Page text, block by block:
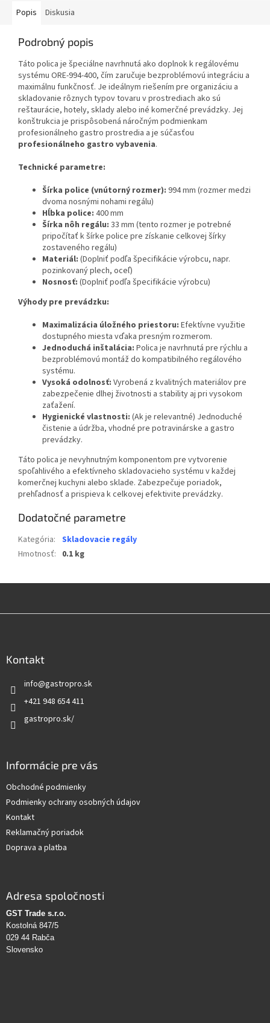
Popis Diskusia
Podrobný popis
Táto polica je špeciálne navrhnutá ako doplnok k regálovému
systému ORE-994-400, čím zaručuje bezproblémovú integráciu a
maximálnu funkčnosť. Je ideálnym riešením pre organizáciu a
skladovanie rôznych typov tovaru v prostrediach ako sú
reštaurácie, hotely, sklady alebo iné komerčné prevádzky. Jej
konštrukcia je prispôsobená náročným podmienkam
profesionálneho gastro prostredia a je súčasťou
profesionálneho gastro vybavenia.
Technické parametre:
Šírka police (vnútorný rozmer): 994 mm (rozmer medzi
dvoma nosnými nohami regálu)
Hĺbka police: 400 mm
Šírka nôh regálu: 33 mm (tento rozmer je potrebné
pripočítať k šírke police pre získanie celkovej šírky
zostaveného regálu)
Materiál: (Doplniť podľa špecifikácie výrobcu, napr.
pozinkovaný plech, oceľ)
Nosnosť: (Doplniť podľa špecifikácie výrobcu)
Výhody pre prevádzku:
Maximalizácia úložného priestoru: Efektívne využitie
dostupného miesta vďaka presným rozmerom.
Jednoduchá inštalácia: Polica je navrhnutá pre rýchlu a
bezproblémovú montáž do kompatibilného regálového
systému.
Vysoká odolnosť: Vyrobená z kvalitných materiálov pre
zabezpečenie dlhej životnosti a stability aj pri vysokom
zaťažení.
Hygienické vlastnosti: (Ak je relevantné) Jednoduché
čistenie a údržba, vhodné pre potravinárske a gastro
prevádzky.
Táto polica je nevyhnutným komponentom pre vytvorenie
spoľahlivého a efektívneho skladovacieho systému v každej
komerčnej kuchyni alebo sklade. Zabezpečuje poriadok,
prehľadnosť a prispieva k celkovej efektivite prevádzky.
Dodatočné parametre
Kategória: Skladovacie regály
Hmotnosť: 0.1 kg
Kontakt
info@gastropro.sk
+421 948 654 411
gastropro.sk/
Informácie pre vás
Obchodné podmienky
Podmienky ochrany osobných údajov
Kontakt
Reklamačný poriadok
Doprava a platba
Adresa spoločnosti
GST Trade s.r.o.
Kostolná 847/5
029 44 Rabča
Slovensko